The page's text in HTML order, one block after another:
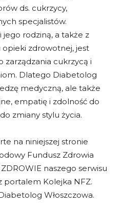
ds. cukrzycy,
specjalistów.
rodziną, a także z
opieki zdrowotnej, jest
cukrzycą i
Dlatego Diabetolog
medyczną, ale także
empatię i zdolność do
zmiany stylu życia.
na niniejszej stronie
Fundusz Zdrowia
naszego serwisu
portalem Kolejka NFZ.
Włoszczowa.